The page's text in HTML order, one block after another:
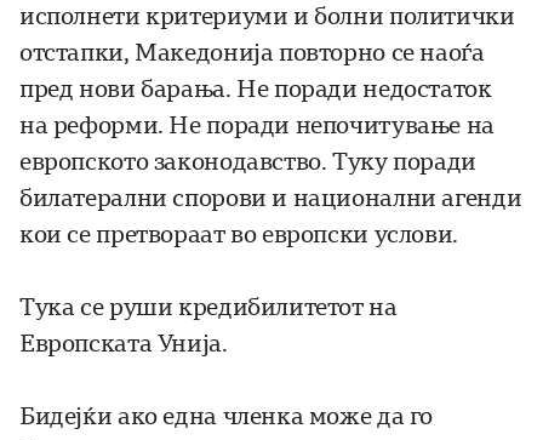
исполнети критериуми и болни политички
отстапки, Македонија повторно се наоѓа
пред нови барања. Не поради недостаток
на реформи. Не поради непочитување на
европското законодавство. Туку поради
билатерални спорови и национални агенди
кои се претвораат во европски услови.
Тука се руши кредибилитетот на
Европската Унија.
Бидејќи ако една членка може да го